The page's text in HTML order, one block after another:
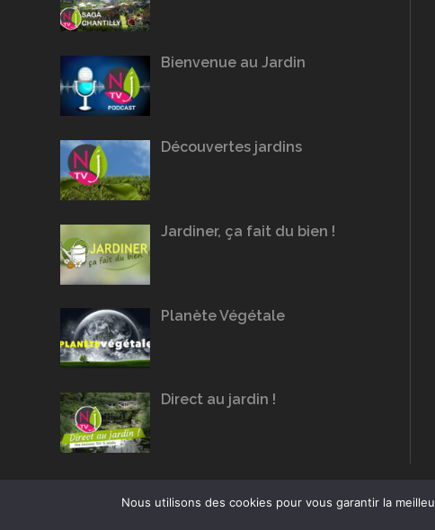
Bienvenue au Jardin
Découvertes jardins
Jardiner, ça fait du bien !
Planète Végétale
Direct au jardin !
Nous utilisons des cookies pour vous garantir la